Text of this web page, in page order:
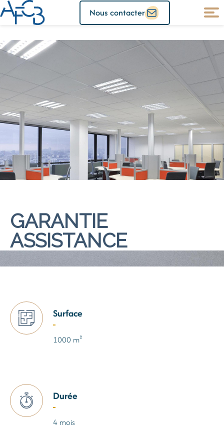
Nous contacter
GARANTIE
ASSISTANCE
Surface
1000 m²
Durée
4 mois